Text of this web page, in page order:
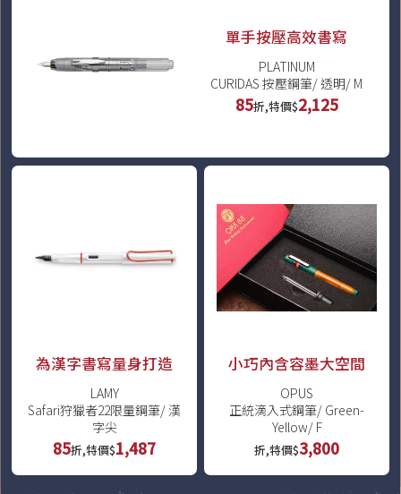
單手按壓高效書寫
PLATINUM
CURIDAS 按壓鋼筆/ 透明/ M
85折,特價$2,125
為漢字書寫量身打造
LAMY
Safari狩獵者22限量鋼筆/ 漢
字尖
85折,特價$1,487
小巧內含容墨大空間
OPUS
正統滴入式鋼筆/ Green-
Yellow/ F
折,特價$3,800